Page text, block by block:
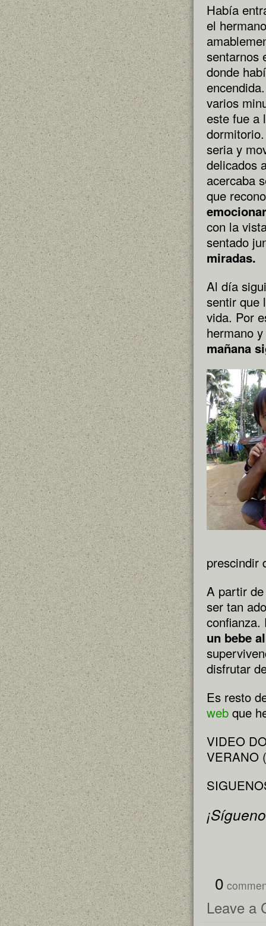
Había
el
sentarnos
donde
varios
este fue a
seria y
delicados
acercaba
que
con la
sentado
miradas.
Al día
sentir que
vida. Por
hermano
mañana
prescindir
A partir
ser tan
un bebe
disfrutar
Es resto
web que
VIDEO
VERANO
0
Leave a